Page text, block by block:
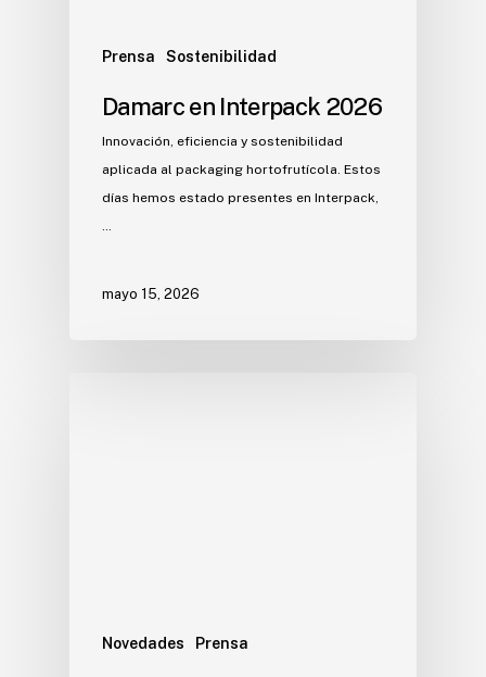
Prensa Sostenibilidad
Damarc en Interpack 2026
Innovación, eficiencia y sostenibilidad
aplicada al packaging hortofrutícola. Estos
días hemos estado presentes en Interpack,
…
mayo 15, 2026
Novedades Prensa